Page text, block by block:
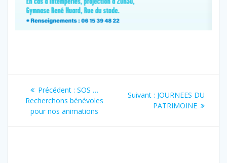
Navigation
de
l’article
Précédent : Article
précédent
:
SOS …
Recherchons bénévoles
pour nos animations
Suivant : Article
suivant
JOURNEES DU
PATRIMOINE